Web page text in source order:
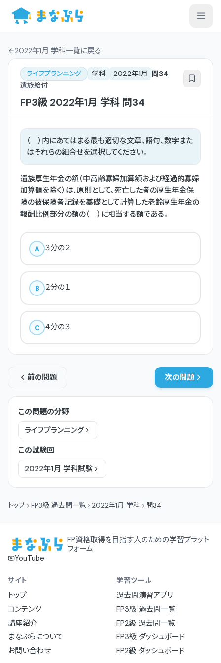
2022年1月 学科一覧に戻る
ライフプランニング 学科 2022年1月 問34
遺族給付
FP3級 2022年1月 学科 問34
（ ）内にあてはまる最も適切な文章、語句、数字また
はそれらの組合せを選択してください。
遺族厚生年金の額（中高齢寡婦加算額および経過的寡婦
加算額を除く）は、原則として、死亡した者の厚生年金保
険の被保険者記録を基礎として計算した老齢厚生年金の
報酬比例部分の額の（ ）に相当する額である。
A ３分の２
B ２分の１
C ４分の３
前の問題 次の問題
この問題の分野
ライフプランニング
この試験回
2022年1月 学科試験
トップ FP3級 過去問一覧 2022年1月 学科 問34
FP資格取得を目指す人のための学習プラット
フォーム
YouTube
サイト
トップ
コンテンツ
講座紹介
まなぷらについて
お問い合わせ
学習ツール
過去問演習アプリ
FP3級 過去問一覧
FP2級 過去問一覧
FP3級 ダッシュボード
FP2級 ダッシュボード